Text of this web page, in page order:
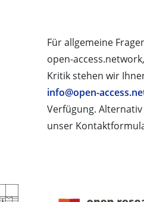
Für allgemeine
open-
Kritik stehen wir
info@open-
Verfügung.
unser